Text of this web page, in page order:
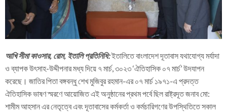
আখি সীমা কাওসার, রোম, ইতালি প্রতিনিধি:ইতালিতে বাংলাদেশ দূতাবাস যথাযোগ্য মর্যাদা
ও ব্যাপক উৎসাহ-উদ্দীপনার মধ্য দিয়ে ৭ মার্চ, ৩০২৩ ‘ঐতিহাসিক ০৭ মার্চ’ উদযাপন
করেছে। জাতির পিতা বঙ্গবন্ধু শেখ মুজিবুর রহমান-এর ০৭ মার্চ ১৯৭১-এ প্রদত্ত
ঐতিহাসিক ভাষণ স্মরণে আয়োজিত এই অনুষ্ঠানের প্রথম পর্বে ছিল রাষ্ট্রদূত জনাব মো:
শামীম আহসান এর নেতৃত্বে এবং দূতাবাসের কর্মকর্তা ও কর্মচারিগণের উপস্থিতিতে সকাল